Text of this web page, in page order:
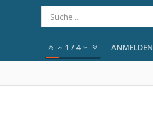
1 / 4 ANMELDEN